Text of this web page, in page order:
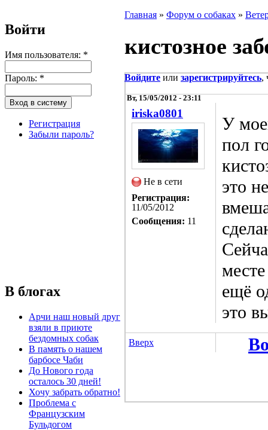
Войти
Имя пользователя: *
Пароль: *
Регистрация
Забыли пароль?
В блогах
Арчи наш новый друг
взяли в приюте
бездомных собак
В память о нашем
барбосе Чаби
До Нового года
осталось 30 дней!
Хочу забрать обратно!
Проблема с
Французским
Бульдогом
Главная » Форум о собаках »
кистозное
Войдите или зарегистрируйтесь,
Вт, 15/05/2012 - 23:11
iriska0801
Не в сети
Регистрация:
11/05/2012
Сообщения: 11
У
пол
это
ещё
это
Вверх